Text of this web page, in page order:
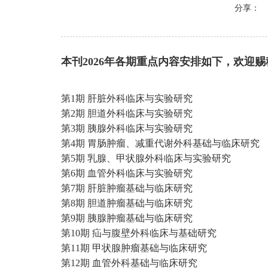
分享：
本刊 2026年各期重点内容安排如下，欢迎赐
第1期 肝脏外科临床与实验研究
第2期 胆道外科临床与实验研究
第3期 胰腺外科临床与实验研究
第4期 胃肠肿瘤、减重代谢外科基础与临床研究
第5期 乳腺、甲状腺外科临床与实验研究
第6期 血管外科临床与实验研究
第7期 肝脏肿瘤基础与临床研究
第8期 胆道肿瘤基础与临床研究
第9期 胰腺肿瘤基础与临床研究
第10期 疝与腹壁外科临床与基础研究
第11期 甲状腺肿瘤基础与临床研究
第12期 血管外科基础与临床研究